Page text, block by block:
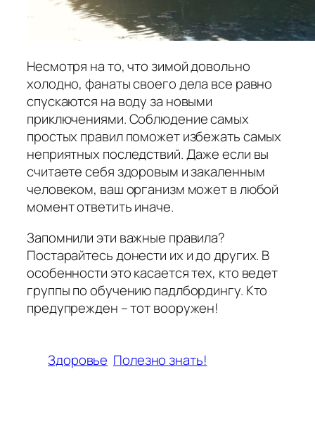
Несмотря на то, что зимой довольно
холодно, фанаты своего дела все равно
спускаются на воду за новыми
приключениями. Соблюдение самых
простых правил поможет избежать самых
неприятных последствий. Даже если вы
считаете себя здоровым и закаленным
человеком, ваш организм может в любой
момент ответить иначе.
Запомнили эти важные правила?
Постарайтесь донести их и до других. В
особенности это касается тех, кто ведет
группы по обучению падлбордингу. Кто
предупрежден – тот вооружен!
Здоровье Полезно знать!